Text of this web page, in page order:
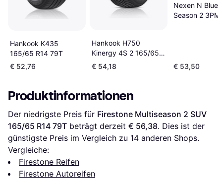
Hankook K435
165/65 R14 79T
€ 52,76
Hankook H750
Kinergy 4S 2 165/65
R14 79T
€ 54,18
Nexen N Blue
Season 2
€ 53,50
Produktinformationen
Der niedrigste Preis für Firestone Multiseason 2 SUV
165/65 R14 79T beträgt derzeit € 56,38. Dies ist der
günstigste Preis im Vergleich zu 14 anderen Shops.
Vergleiche:
Firestone Reifen
Firestone Autoreifen